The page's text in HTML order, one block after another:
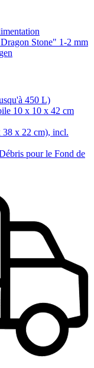
Stone" 1-2 mm
450 L)
10 x 10 x 42 cm
x 22 cm), incl.
pour le Fond de